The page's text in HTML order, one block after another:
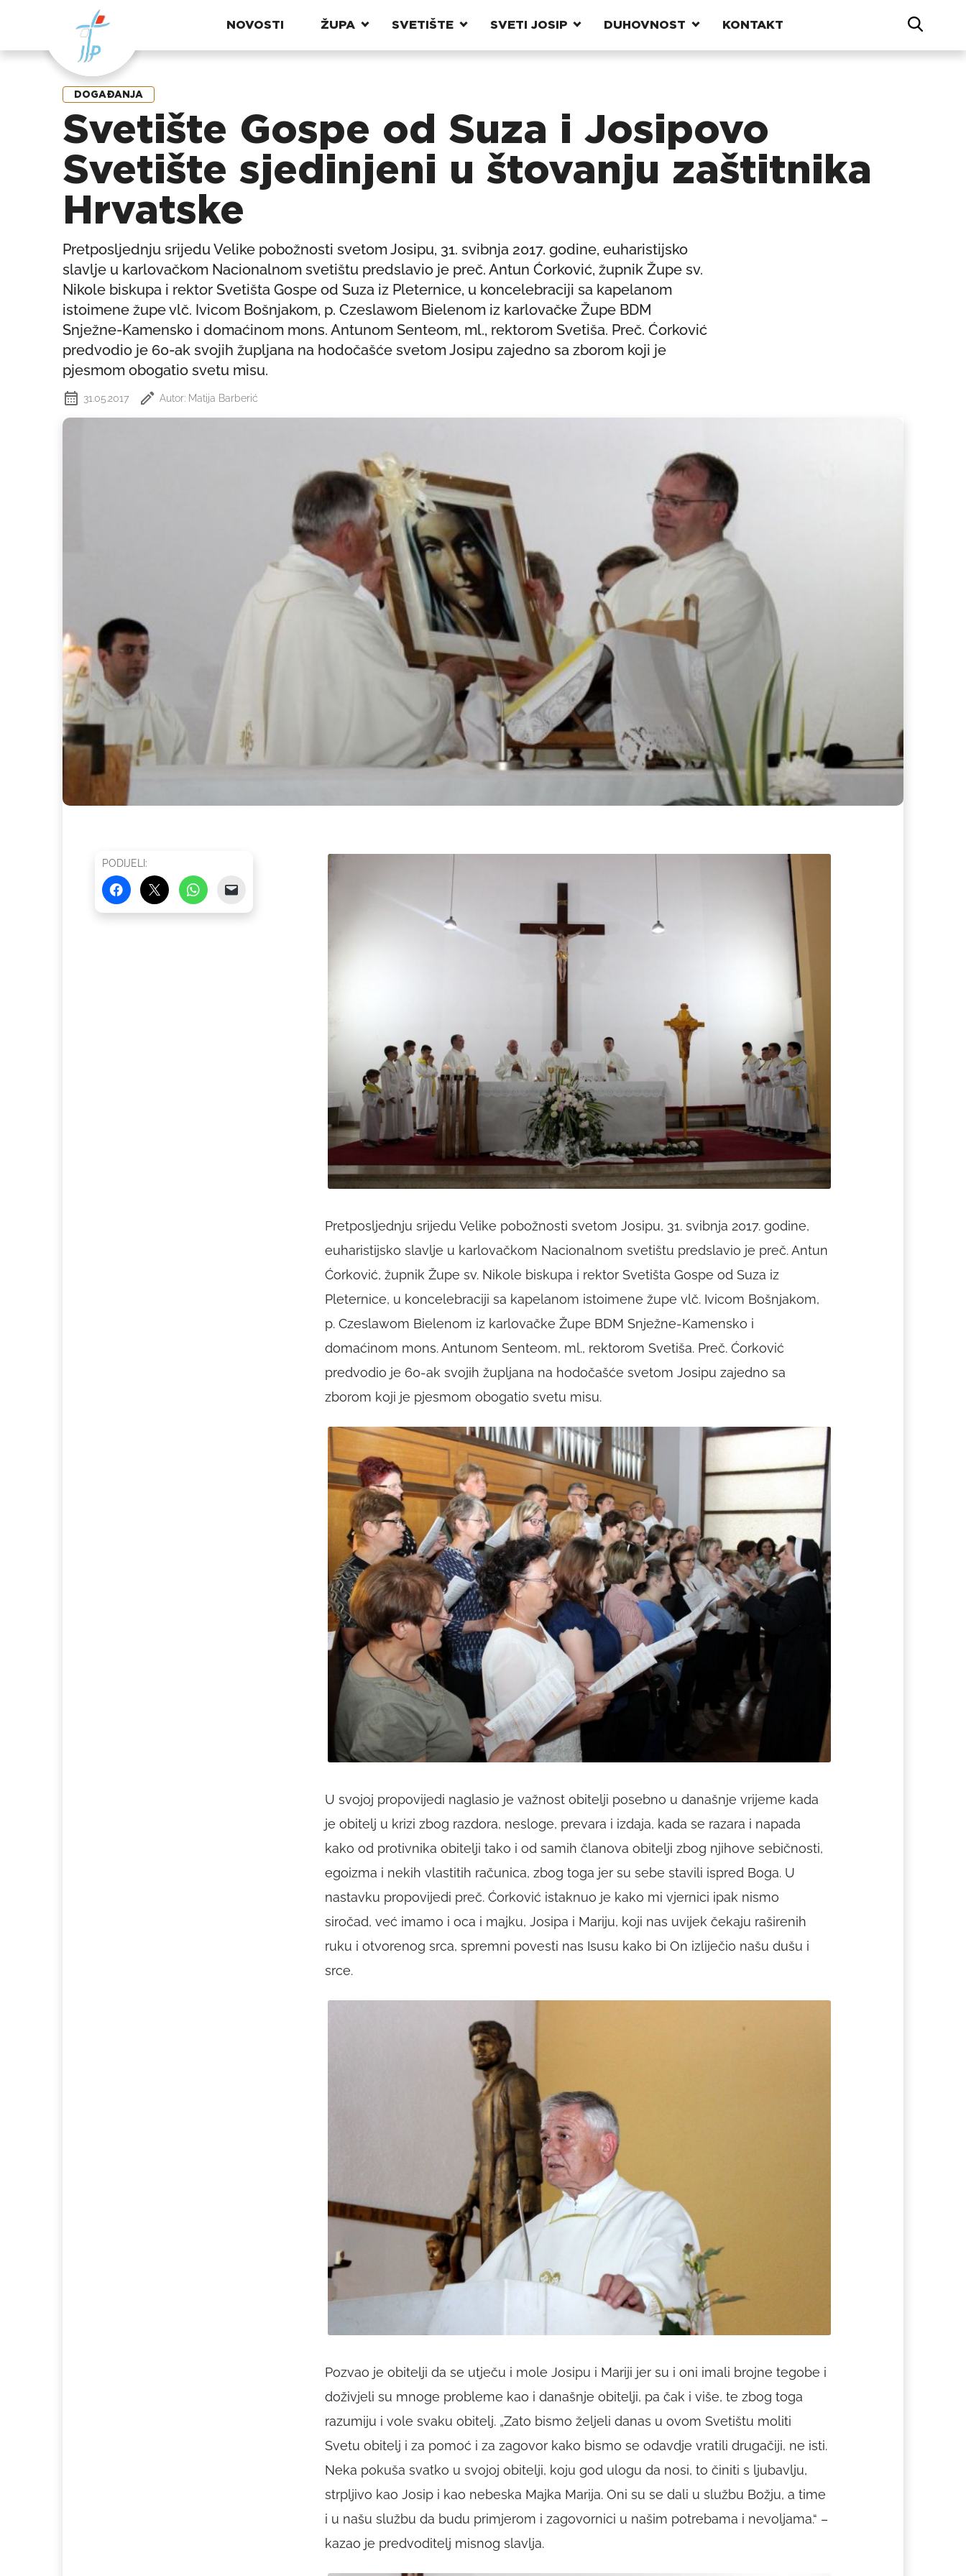
NOVOSTI ŽUPA SVETIŠTE SVETI JOSIP DUHOVNOST KONTAKT
DOGAĐANJA
Svetište Gospe od Suza i Josipovo
Svetište sjedinjeni u štovanju zaštitnika
Hrvatske
Pretposljednju srijedu Velike pobožnosti svetom Josipu, 31. svibnja 2017. godine, euharistijsko
slavlje u karlovačkom Nacionalnom svetištu predslavio je preč. Antun Ćorković, župnik Župe sv.
Nikole biskupa i rektor Svetišta Gospe od Suza iz Pleternice, u koncelebraciji sa kapelanom
istoimene župe vlč. Ivicom Bošnjakom, p. Czeslawom Bielenom iz karlovačke Župe BDM
Snježne-Kamensko i domaćinom mons. Antunom Senteom, ml., rektorom Svetiša. Preč. Ćorković
predvodio je 60-ak svojih župljana na hodočašće svetom Josipu zajedno sa zborom koji je
pjesmom obogatio svetu misu.
31.05.2017 Autor: Matija Barberić
PODIJELI:
Pretposljednju srijedu Velike pobožnosti svetom Josipu, 31. svibnja 2017. godine,
euharistijsko slavlje u karlovačkom Nacionalnom svetištu predslavio je preč. Antun
Ćorković, župnik Župe sv. Nikole biskupa i rektor Svetišta Gospe od Suza iz
Pleternice, u koncelebraciji sa kapelanom istoimene župe vlč. Ivicom Bošnjakom,
p. Czeslawom Bielenom iz karlovačke Župe BDM Snježne-Kamensko i
domaćinom mons. Antunom Senteom, ml., rektorom Svetiša. Preč. Ćorković
predvodio je 60-ak svojih župljana na hodočašće svetom Josipu zajedno sa
zborom koji je pjesmom obogatio svetu misu.
U svojoj propovijedi naglasio je važnost obitelji posebno u današnje vrijeme kada
je obitelj u krizi zbog razdora, nesloge, prevara i izdaja, kada se razara i napada
kako od protivnika obitelji tako i od samih članova obitelji zbog njihove sebičnosti,
egoizma i nekih vlastitih računica, zbog toga jer su sebe stavili ispred Boga. U
nastavku propovijedi preč. Ćorković istaknuo je kako mi vjernici ipak nismo
siročad, već imamo i oca i majku, Josipa i Mariju, koji nas uvijek čekaju raširenih
ruku i otvorenog srca, spremni povesti nas Isusu kako bi On izliječio našu dušu i
srce.
Pozvao je obitelji da se utječu i mole Josipu i Mariji jer su i oni imali brojne tegobe i
doživjeli su mnoge probleme kao i današnje obitelji, pa čak i više, te zbog toga
razumiju i vole svaku obitelj. „Zato bismo željeli danas u ovom Svetištu moliti
Svetu obitelj i za pomoć i za zagovor kako bismo se odavdje vratili drugačiji, ne isti.
Neka pokuša svatko u svojoj obitelji, koju god ulogu da nosi, to činiti s ljubavlju,
strpljivo kao Josip i kao nebeska Majka Marija. Oni su se dali u službu Božju, a time
i u našu službu da budu primjerom i zagovornici u našim potrebama i nevoljama.“ –
kazao je predvoditelj misnog slavlja.